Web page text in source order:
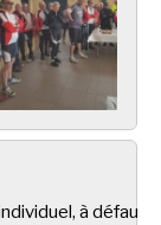
à défaut